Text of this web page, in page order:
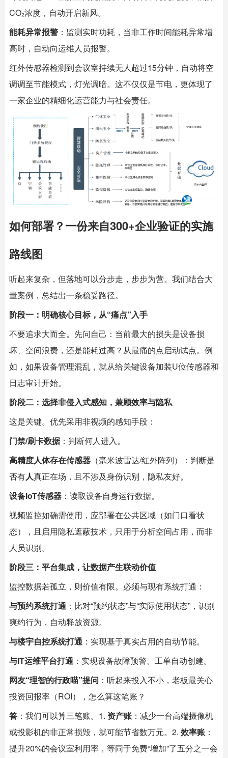
CO₂浓度，自动开启新风。
能耗异常报警 ：监测实时功耗，当非工作时间能耗异常增
高时，自动向运维人员报警。
红外传感器检测到会议室持续无人超过15分钟，自动将空
调调至节能模式，灯光调暗。这不仅仅是节电，更体现了
一家企业的精细化运营能力与社会责任。
如何部署？一份来自300+企业验证的实施
路线图
听起来复杂，但落地可以分步走，步步为营。我们结合大
量案例，总结出一条稳妥路径。
阶段一：明确核心目标，从“痛点”入手
不要追求大而全。先问自己：当前最大的损失是设备损
坏、空间浪费，还是能耗过高？从最痛的点启动试点。例
如，如果设备管理混乱，就从给关键设备加装U位传感器和
日志审计开始。
阶段二：选择非侵入式感知，兼顾效率与隐私
这是关键。优先采用非视频的感知手段：
门禁/刷卡数据：判断何人进入。
高精度人体存在传感器 （毫米波雷达/红外阵列）：判断是
否有人真正在场，且不涉及身份识别，隐私友好。
设备IoT传感器 ：读取设备自身运行数据。
视频监控如确需使用，应部署在公共区域（如门口看状
态），且启用隐私遮蔽技术，只用于分析空间占用，而非
人员识别。
阶段三：平台集成，让数据产生联动价值
监控数据若孤立，则价值有限。必须与现有系统打通：
与预约系统打通 ：比对“预约状态”与“实际使用状态”，识别
爽约行为，自动释放资源。
与楼宇自控系统打通 ：实现基于真实占用的自动节能。
与IT运维平台打通 ：实现设备故障预警、工单自动创建。
网友“理智的行政喵”提问 ：听起来投入不小，老板最关心
投资回报率（ROI），怎么算这笔账？
答 ：我们可以算三笔账。1. 资产账 ：减少一台高端摄像机
或投影机的非正常损毁，就可能节省数万元。2. 效率账 ：
提升20%的会议室利用率，等同于免费“增加”了五分之一会